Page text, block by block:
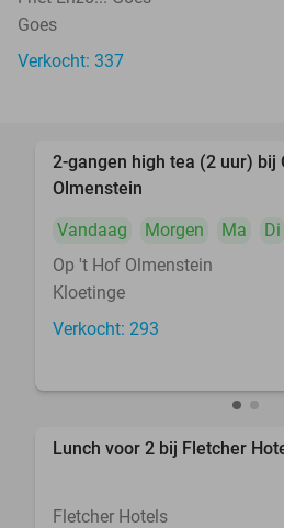
Goes
Verkocht: 337
2-gangen high tea (2 uur) bij
Olmenstein
Vandaag
Morgen Ma Di
Op 't Hof Olmenstein
Kloetinge
Verkocht: 293
Lunch voor 2 bij Fletcher
Fletcher Hotels